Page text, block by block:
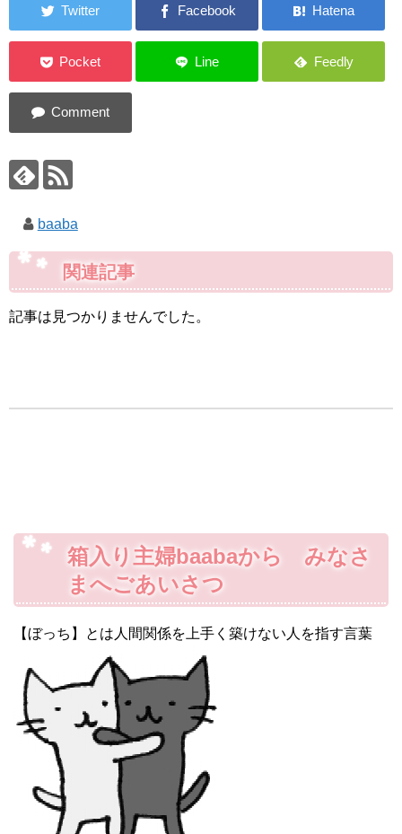
baaba
関連記事
記事は見つかりませんでした。
箱入り主婦baabaから みなさ
まへごあいさつ
【ぼっち】とは人間関係を上手く築けない人を指す言葉